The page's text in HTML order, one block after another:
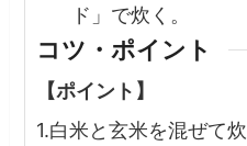
ド」で炊く。
コツ・ポイント
【ポイント】
1.白米と玄米を混ぜて